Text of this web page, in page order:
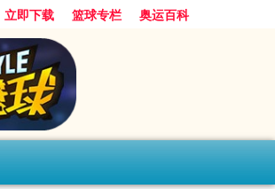
立即下载 篮球专栏 奥运百科